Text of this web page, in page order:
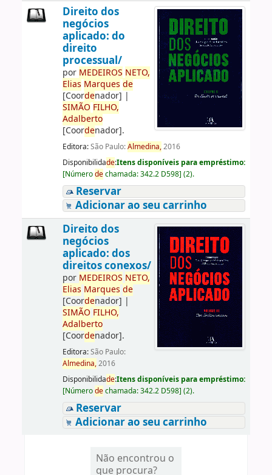
Direito dos
negócios
aplicado: do
direito
processual/
por MEDEIROS NETO,
Elias Marques de
[Coordenador] |
SIMÃO FILHO,
Adalberto
[Coordenador].
Editora:São Paulo:Almedina,2016
Disponibilidade:Itens disponíveis para empréstimo:
[Númerodechamada:342.2 D598] (2).
Reservar
Adicionar ao seu carrinho
Direito dos
negócios
aplicado: dos
direitos conexos/
por MEDEIROS NETO,
Elias Marques de
[Coordenador] |
SIMÃO FILHO,
Adalberto
[Coordenador].
Editora:São Paulo:
Almedina,2016
Disponibilidade:Itens disponíveis para empréstimo:
[Númerodechamada:342.2 D598] (2).
Reservar
Adicionar ao seu carrinho
Não encontrou o
que procura?